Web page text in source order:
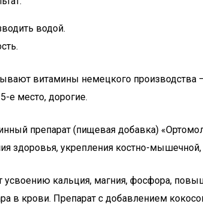
водой.
витамины немецкого производства
е место, дорогие.
препарат (пищевая добавка)
здоровья, укрепления костно-
кальция, магния, фосфора,
в крови. Препарат с добавлением